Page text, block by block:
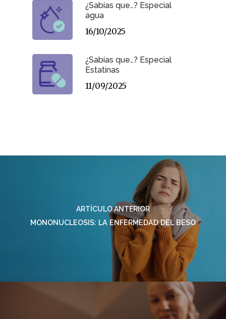
¿Sabías que…? Especial
agua
16/10/2025
¿Sabías que…? Especial
Estatinas
11/09/2025
ARTÍCULO ANTERIOR
MONONUCLEOSIS: LA ENFERMEDAD DEL BESO